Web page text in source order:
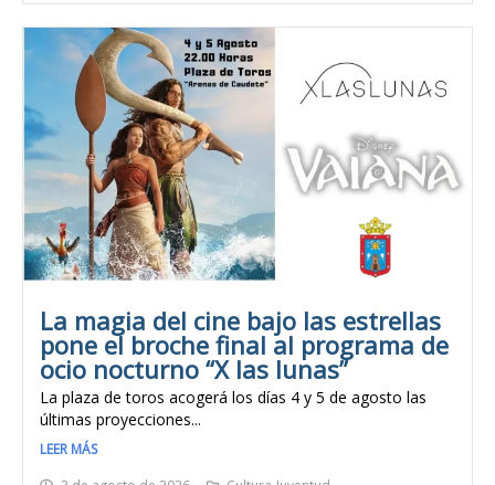
La magia del cine bajo las estrellas
pone el broche final al programa de
ocio nocturno “X las lunas”
La plaza de toros acogerá los días 4 y 5 de agosto las
últimas proyecciones...
LEER MÁS